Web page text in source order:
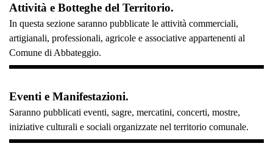
Attività e Botteghe del Territorio.
In questa sezione saranno pubblicate le attività commerciali,
artigianali, professionali, agricole e associative appartenenti al
Comune di Abbateggio.
Eventi e Manifestazioni.
Saranno pubblicati eventi, sagre, mercatini, concerti, mostre,
iniziative culturali e sociali organizzate nel territorio comunale.